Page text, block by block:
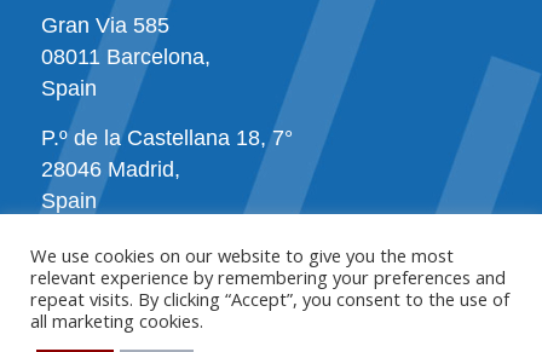
Gran Via 585
08011 Barcelona,
Spain
P.º de la Castellana 18, 7°
28046 Madrid,
Spain
We use cookies on our website to give you the most
relevant experience by remembering your preferences and
repeat visits. By clicking “Accept”, you consent to the use of
all marketing cookies.